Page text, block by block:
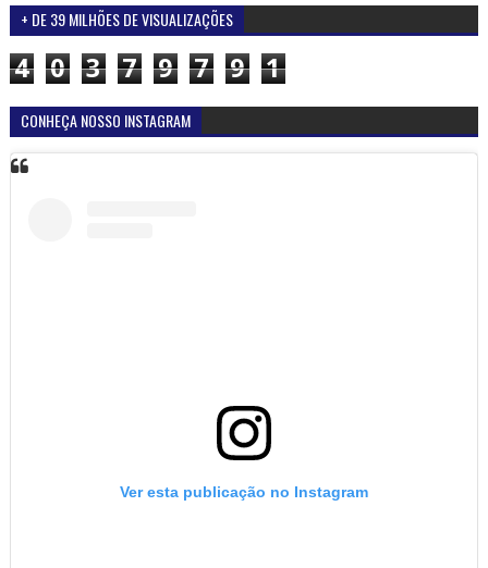
+ DE 39 MILHÕES DE VISUALIZAÇÕES
4 0 3 7 9 7 9 1
CONHEÇA NOSSO INSTAGRAM
Ver esta publicação no Instagram